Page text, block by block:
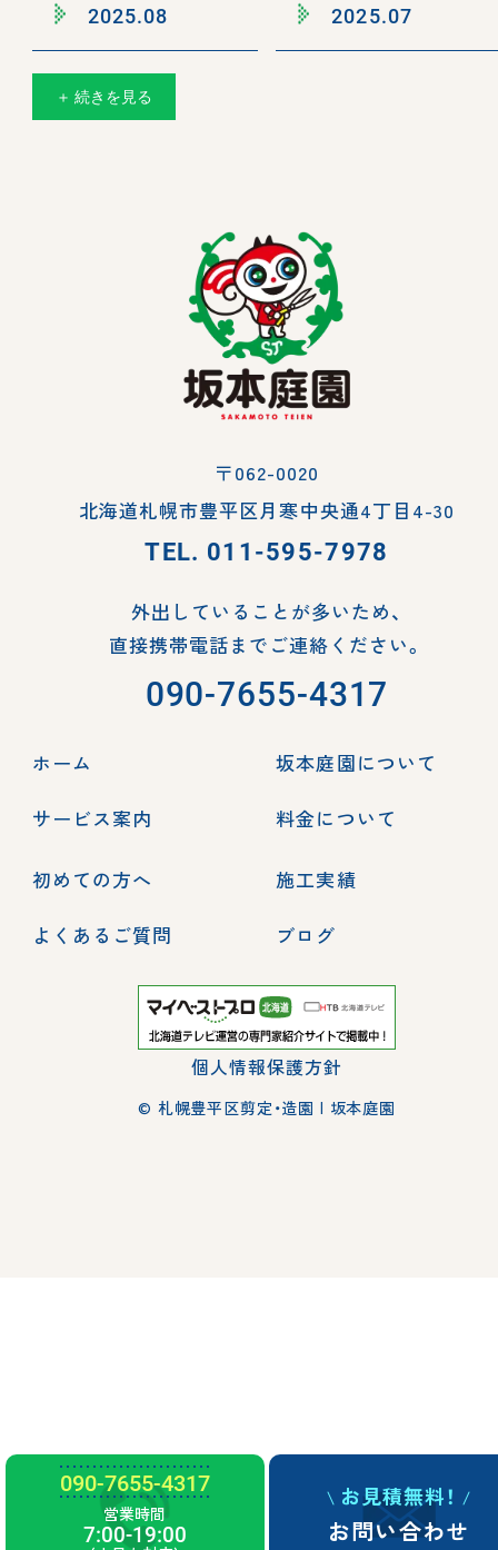
090-7655-4317
営業時間
7:00-19:00
お見積無料！
お問い合わせ
2025.08 2025.07
＋ 続きを見る
〒062-0020
北海道札幌市豊平区月寒中央通4丁目4-30
TEL. 011-595-7978
外出していることが多いため、
直接携帯電話までご連絡ください。
090-7655-4317
ホーム
坂本庭園について
サービス案内
料金について
初めての方へ
施工実績
よくあるご質問
ブログ
個人情報保護方針
© 札幌豊平区剪定・造園 | 坂本庭園